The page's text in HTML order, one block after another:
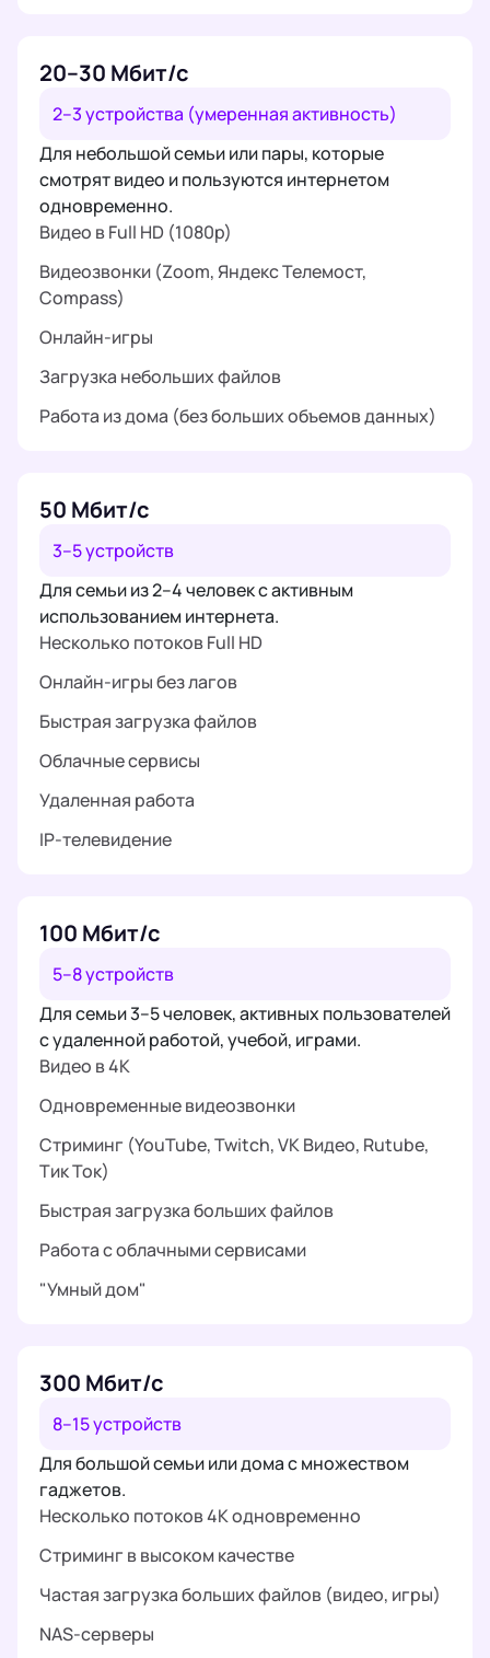
20–30 Мбит/с
2–3 устройства (умеренная активность)
Для небольшой семьи или пары, которые
смотрят видео и пользуются интернетом
одновременно.
Видео в Full HD (1080p)
Видеозвонки (Zoom, Яндекс Телемост,
Compass)
Онлайн-игры
Загрузка небольших файлов
Работа из дома (без больших объемов данных)
50 Мбит/с
3–5 устройств
Для семьи из 2–4 человек с активным
использованием интернета.
Несколько потоков Full HD
Онлайн-игры без лагов
Быстрая загрузка файлов
Облачные сервисы
Удаленная работа
IP-телевидение
100 Мбит/с
5–8 устройств
Для семьи 3–5 человек, активных пользователей
с удаленной работой, учебой, играми.
Видео в 4K
Одновременные видеозвонки
Стриминг (YouTube, Twitch, VK Видео, Rutube,
Тик Ток)
Быстрая загрузка больших файлов
Работа с облачными сервисами
"Умный дом"
300 Мбит/с
8–15 устройств
Для большой семьи или дома с множеством
гаджетов.
Несколько потоков 4K одновременно
Стриминг в высоком качестве
Частая загрузка больших файлов (видео, игры)
NAS-серверы